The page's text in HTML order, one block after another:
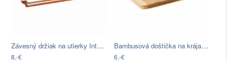
Závesný držiak na utierky InterDesign…
8,-€
Bambusová doštička na krájanie Bambum…
6,-€